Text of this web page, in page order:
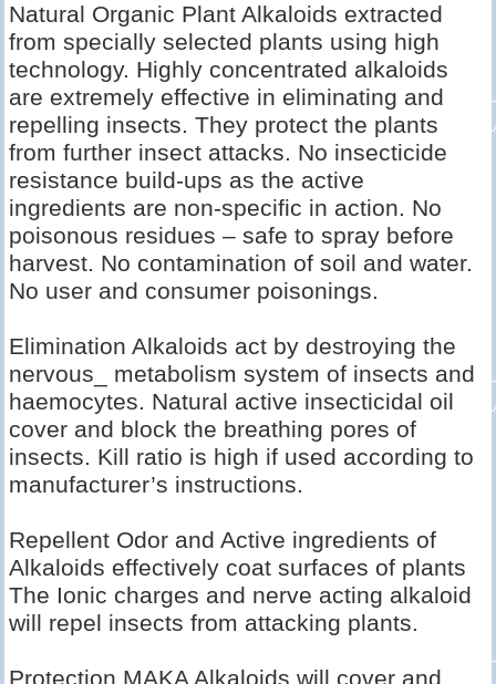
Natural Organic Plant Alkaloids extracted
from specially selected plants using high
technology. Highly concentrated alkaloids
are extremely effective in eliminating and
repelling insects. They protect the plants
from further insect attacks. No insecticide
resistance build-ups as the active
ingredients are non-specific in action. No
poisonous residues – safe to spray before
harvest. No contamination of soil and water.
No user and consumer poisonings.
Elimination Alkaloids act by destroying the
nervous_ metabolism system of insects and
haemocytes. Natural active insecticidal oil
cover and block the breathing pores of
insects. Kill ratio is high if used according to
manufacturer’s instructions.
Repellent Odor and Active ingredients of
Alkaloids effectively coat surfaces of plants
The Ionic charges and nerve acting alkaloid
will repel insects from attacking plants.
Protection MAKA Alkaloids will cover and